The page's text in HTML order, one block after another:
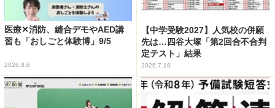
医療✕消防、縫合デモやAED講
習も「おしごと体験博」9/5
2026.8.6
【中学受験2027】人気校の併願
先は…四谷大塚「第2回合不合判
定テスト」結果
2026.7.16